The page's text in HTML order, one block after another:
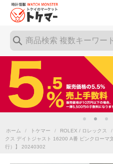
ホーム / トケマー / ROLEX / ロレックス /
クス デイトジャスト 16200 A番 ピンクローマ
行）】 20240302